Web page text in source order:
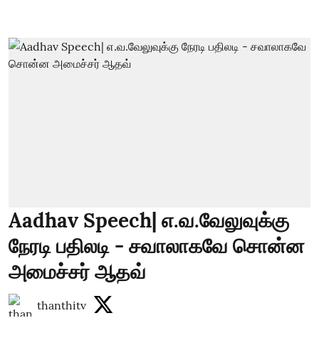
Aadhav Speech| எ.வ.வேலுவுக்கு
நேரடி பதிலடி - சவாலாகவே சொன்ன
அமைச்சர் ஆதவ்
thanthitv